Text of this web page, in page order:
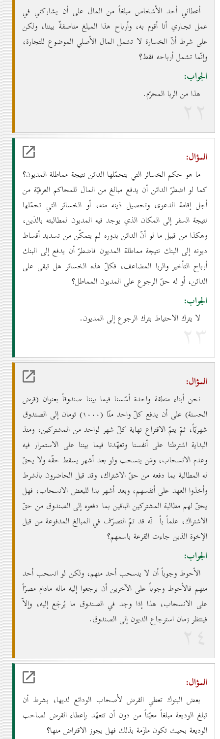
أعطاني أحد الأشخاص مبلغاً من المال على أن يشاركني في
عمل تجـاري أنا أقوم به، وأرباح هذا المبلغ مناصفةٌ بيننا، ولكن
على شرط أنّ الخسارة لا تشمل المال الأصلي الموضوع للتجارة،
وإنّما تشمل أرباحه فقط؟
الجواب:
هذا من الربا المحرّم.
۲۲
السؤال:
ما هو حكم الخسائر التي يتحمّلها الدائن نتيجة مماطلة المديون؟
كما لو اضطرّ الدائن أن يدفع مبالغ من المال للمحاكم العرفيّة من
أجل إقامة الدعوى وتحصيل دَينه منه، أو الخسائر التي تحمّلها
نتيجة السفر إلى المكان الذي يوجد فيه المديون لمطالبته بالدَين،
وهكذا من قبيل ما لو أنّ الدائن بدوره لم يتمكّن من تسديد أقساط
ديونه إلى البنك نتيجة مماطلة المديون فاضطرّ أن يدفع إلى البنك
أرباح التأخير والربا المضاعف، فكلّ هذه الخسائر هل تبقى على
الدائن، أو له حقّ الرجوع على المديون المماطل؟
الجواب:
لا يترك الاحتياط بترك الرجوع إلى المديون.
۲۳
السؤال:
نحن أبناء منطقة واحدة أسّسنا فيما بيننا صندوقاً بعنوان (قرض
الحسنة) على أن يدفع كلّ واحد منّا (۱٠٠٠) تومان إلى الصندوق
شهريّاً، ثمّ يتمّ الاقتراع نهاية كلّ شهر لواحد من المشتركين، ومنذ
البداية اشترطنا على أنفسنا وتعهّدنا فيما بيننا على الاستمرار فيه
وعدم الانسحاب، ومَن ينسحب ولو بعد أشهر يسقط حقّه ولا يحقّ
له المطالبة بما دفعه من حقّ الاشتراك، وقد قبل الحاضرون بالشرط
وأخذوا العهد على أنفسهم، وبعد أشهر بدا للبعض الانسحاب، فهل
يحقّ لهم مطالبة المشتركين الباقين بما دفعوه إلى الصندوق من حقّ
الاشتراك، علماً بأ نّه قد تمّ التصرّف في المبالغ المدفوعة من قبل
الإخوة الذين جاءت القرعة باسمهم؟
الجواب:
الأحوط وجوباً أن لا ينسحب أحد منهم، ولكن لو انسحب أحد
منهم فالأحوط وجوباً على الآخرين أن يرجعوا إليه ماله مادام مصرّاً
على الانسحاب، هذا إذا وجد في الصندوق ما يُرجَع إليه، وإلاّ
فينتظر زمان استرجاع الديون إلى الصندوق.
۲٤
السؤال:
بعض البنوك تعطي القرض لأصحاب الودائع لديها، بشرط أن
تبلغ الوديعة مبلغاً معيّناً من دون أن تتعهّد بإعطاء القرض لصاحب
الوديعة بحيث تكون ملزَمة بذلك فهل يجوز الاقتراض منها؟